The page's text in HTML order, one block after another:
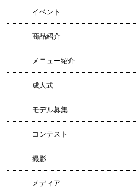
イベント
商品紹介
メニュー紹介
成人式
モデル募集
コンテスト
撮影
メディア